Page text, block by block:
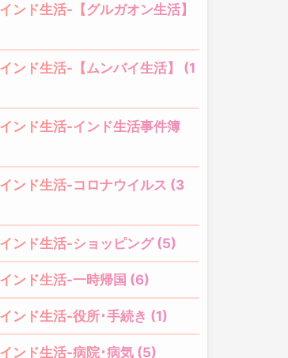
ンド生活-【グルガオン生活】
ンド生活-【ムンバイ生活】 (1
ンド生活-インド生活事件簿
ンド生活-コロナウイルス (3
ンド生活-ショッピング (5)
ンド生活-一時帰国 (6)
ンド生活-役所･手続き (1)
ンド生活-病院･病気 (5)